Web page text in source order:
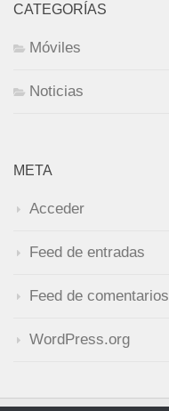
CATEGORÍAS
Móviles
Noticias
META
Acceder
Feed de entradas
Feed de comentarios
WordPress.org